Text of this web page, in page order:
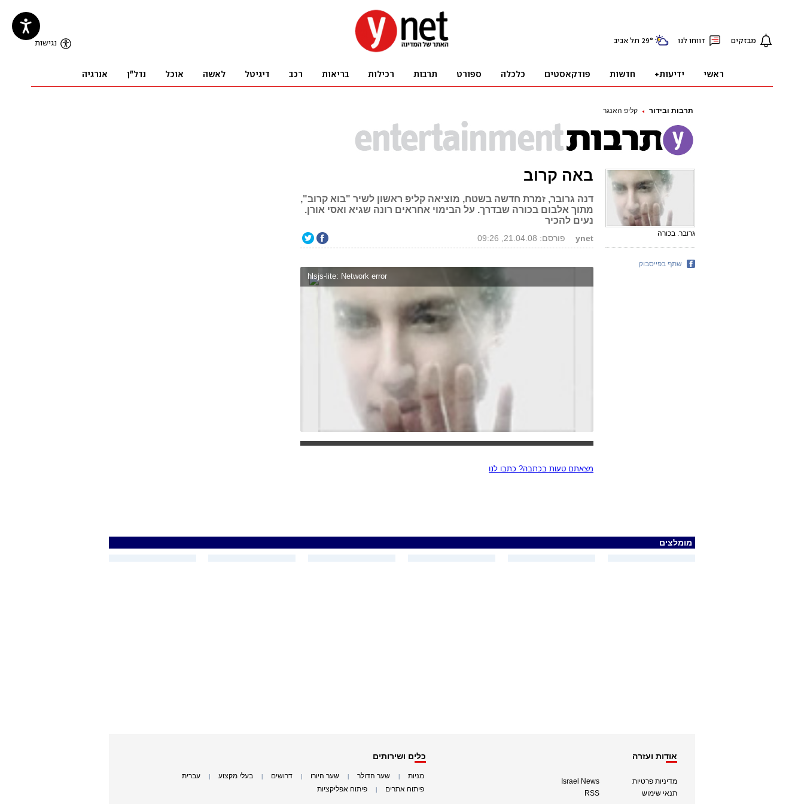
תרבות ובידור קליפ האנגר
באה קרוב
דנה גרובר, זמרת חדשה בשטח, מוציאה קליפ ראשון לשיר "בוא קרוב",
מתוך אלבום בכורה שבדרך. על הבימוי אחראים רונה שגיא ואסי אורן.
נעים להכיר
ynet פורסם: 21.04.08, 09:26
hlsjs-lite: Network error
מצאתם טעות בכתבה? כתבו לנו
גרובר. בכורה
שתף בפייסבוק
מומלצים
אודות ועזרה
מדיניות פרטיות
תנאי שימוש
Israel News
RSS
כלים ושירותים
מניות שער הדולר שער היורו דרושים בעלי מקצוע עברית
פיתוח אתרים פיתוח אפליקציות